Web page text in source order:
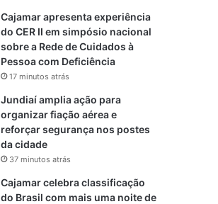
Cajamar apresenta experiência
do CER II em simpósio nacional
sobre a Rede de Cuidados à
Pessoa com Deficiência
17 minutos atrás
Jundiaí amplia ação para
organizar fiação aérea e
reforçar segurança nos postes
da cidade
37 minutos atrás
Cajamar celebra classificação
do Brasil com mais uma noite de